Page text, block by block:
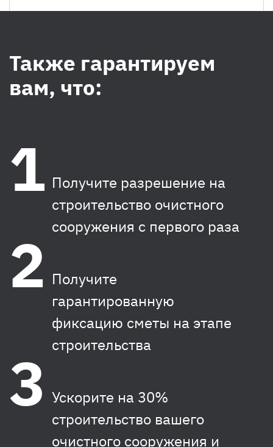
Также гарантируем
вам, что:
Получите разрешение на
строительство очистного
сооружения с первого раза
Получите
гарантированную
фиксацию сметы на этапе
строительства
Ускорите на 30%
строительство вашего
очистного сооружения и